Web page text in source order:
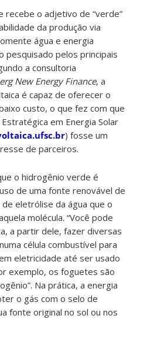
recebe o adjetivo de “verde”
da produção via
água e energia
pesquisado pelos principais
a consultoria
New Energy Finance, a
é capaz de oferecer o
custo, o que fez com que
em Energia Solar
) fosse um
de parceiros.
o hidrogênio verde é
de uma fonte renovável de
eletrólise da água que o
molécula. “Você pode
a partir dele, fazer diversas
célula combustível para
eletricidade até ser usado
exemplo, os foguetes são
Na prática, a energia
o gás com o selo de
fonte original no sol ou nos